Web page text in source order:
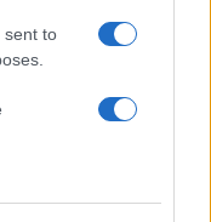
sent to
πολλές;